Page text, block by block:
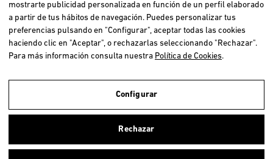
Utilizamos cookies propias y de terceros para realizar el análisis de la
navegación de los usuarios y de este modo poder ofrecer un mejor
ellas. Para más información clicaaquí.
BELGIË / BELGIQUE
DEUTSCHLAND
ESPAÑA
FRANCE
ITALIA
NEDERLAND
ÖSTERREICH
PORTUGAL
mostrarte publicidad personalizada en función de un perfil elaborado
a partir de tus hábitos de navegación. Puedes personalizar tus
preferencias pulsando en "Configurar", aceptar todas las cookies
haciendo clic en "Aceptar", o rechazarlas seleccionando "Rechazar".
Para más información consulta nuestra Política de Cookies.
Configurar
Rechazar